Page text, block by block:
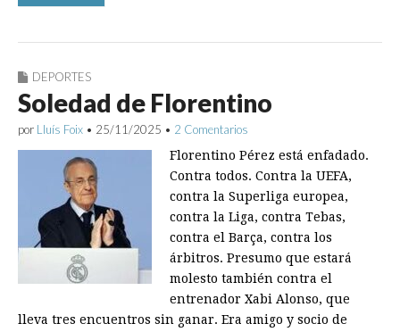
DEPORTES
Soledad de Florentino
por Lluís Foix • 25/11/2025 • 2 Comentarios
Florentino Pérez está enfadado.
Contra todos. Contra la UEFA,
contra la Superliga europea,
contra la Liga, contra Tebas,
contra el Barça, contra los
árbitros. Presumo que estará
molesto también contra el
entrenador Xabi Alonso, que
lleva tres encuentros sin ganar. Era amigo y socio de